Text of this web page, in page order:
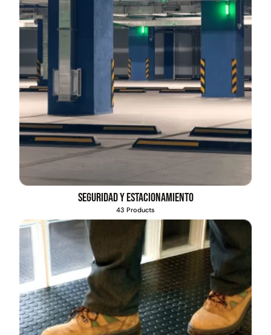
Seguridad y estacionamiento
43 Products